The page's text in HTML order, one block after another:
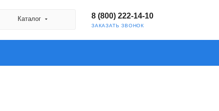
Каталог 8 (800) 222-14-10
ЗАКАЗАТЬ ЗВОНОК